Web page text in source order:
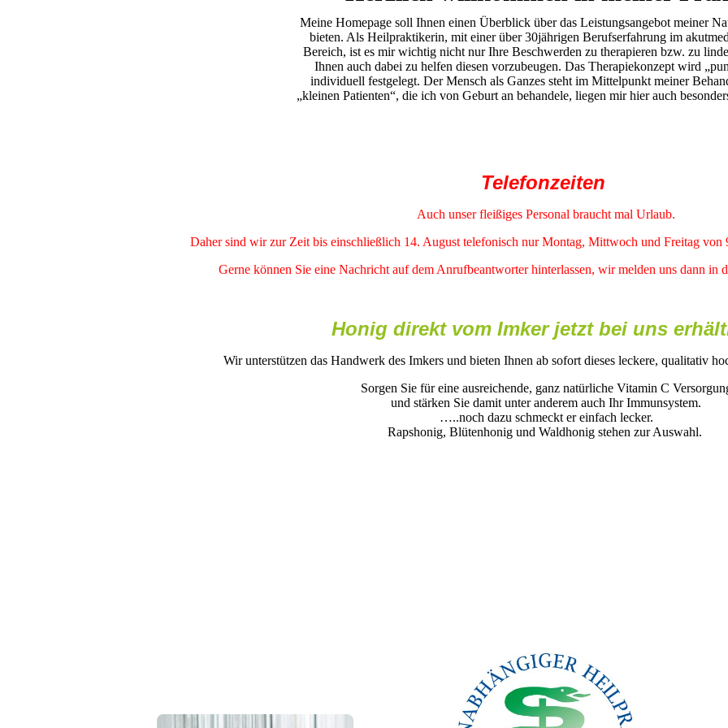
Meine Homepage soll Ihnen einen Überblick über das Leistungsangebot meiner
bieten. Als Heilpraktikerin, mit einer über 30jährigen Berufserfahrung im
Bereich, ist es mir wichtig nicht nur Ihre Beschwerden zu therapieren bzw. zu
Ihnen auch dabei zu helfen diesen vorzubeugen. Das Therapiekonzept wird
individuell festgelegt. Der Mensch als Ganzes steht im Mittelpunkt meiner
„kleinen Patienten“, die ich von Geburt an behandele, liegen mir hier auch
Telefonzeiten
Auch unser fleißiges Personal braucht mal Urlaub.
Daher sind wir zur Zeit bis einschließlich 14. August telefonisch nur Montag, Mittwoch und Freitag
Gerne können Sie eine Nachricht auf dem Anrufbeantworter hinterlassen, wir melden uns dann in
Honig direkt vom Imker jetzt bei uns
Wir unterstützen das Handwerk des Imkers und bieten Ihnen ab sofort dieses leckere, qualitativ
Sorgen Sie für eine ausreichende, ganz natürliche Vitamin C
und stärken Sie damit unter anderem auch Ihr Immunsystem.
…..noch dazu schmeckt er einfach lecker.
Rapshonig, Blütenhonig und Waldhonig stehen zur Auswahl.